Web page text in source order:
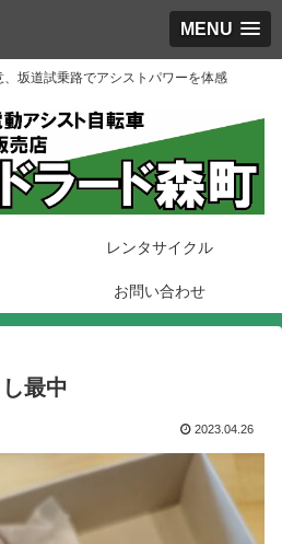
MENU
坂道試乗路でアシストパワーを体感
レンタサイクル
お問い合わせ
最中
2023.04.26